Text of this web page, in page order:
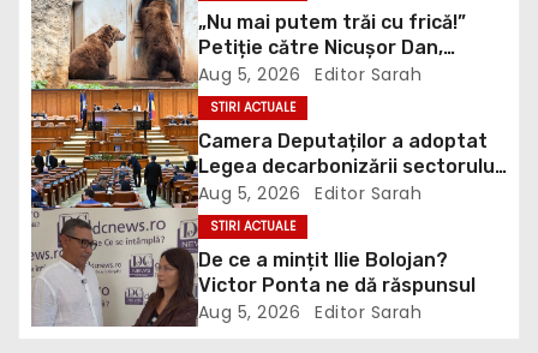
v
i
g
a
t
i
o
„Nu mai putem trăi cu frică!”
Petiție către Nicușor Dan,
Bolojan și Buzoianu după
atacurile urșilor din Covasna
Aug 5, 2026 Editor Sarah
STIRI ACTUALE
Camera Deputaților a adoptat
Legea decarbonizării sectorului
energetic. Amendamentul PSD,
inclus în proiect
Aug 5, 2026 Editor Sarah
STIRI ACTUALE
De ce a mințit Ilie Bolojan?
Victor Ponta ne dă răspunsul
Aug 5, 2026 Editor Sarah